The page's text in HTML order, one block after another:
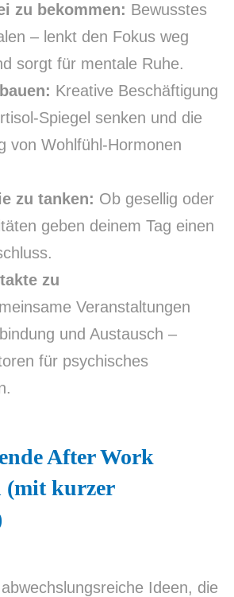
zu bekommen: Bewusstes
– lenkt den Fokus weg
sorgt für mentale Ruhe.
Kreative Beschäftigung
Spiegel senken und die
von Wohlfühl-Hormonen
zu tanken: Ob gesellig oder
geben deinem Tag einen
zu
Veranstaltungen
und Austausch –
für psychisches
After Work
kurzer
Ideen, die